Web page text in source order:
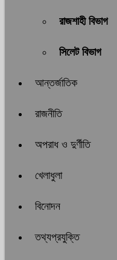
রাজশাহী বিভাগ
সিলেট বিভাগ
আন্তর্জাতিক
রাজনীতি
অপরাধ ও দুর্ণীতি
খেলাধুলা
বিনোদন
তথ্যপ্রযুক্তি